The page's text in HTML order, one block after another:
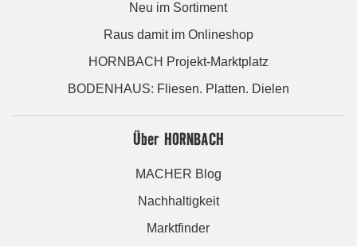
Neu im Sortiment
Raus damit im Onlineshop
HORNBACH Projekt-Marktplatz
BODENHAUS: Fliesen. Platten. Dielen
Über HORNBACH
MACHER Blog
Nachhaltigkeit
Marktfinder